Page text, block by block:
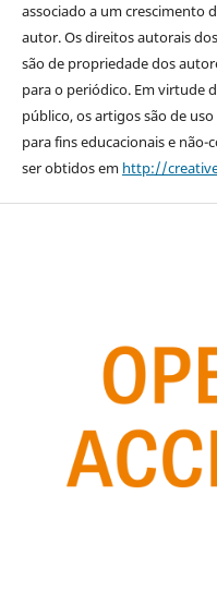
associado a um crescimento
autor. Os direitos autorais
são de propriedade dos
para o periódico. Em virtude
público, os artigos são de
para fins educacionais e
ser obtidos em http://